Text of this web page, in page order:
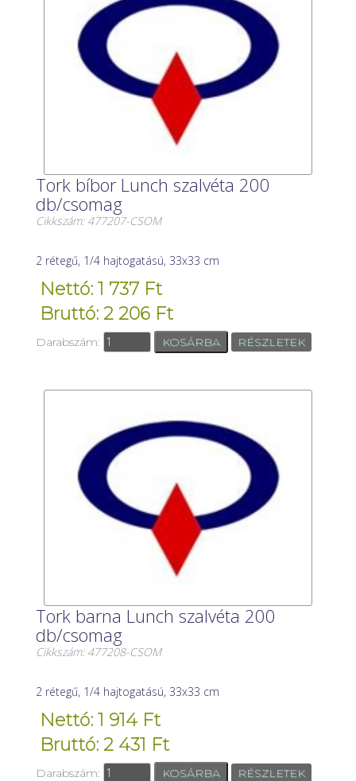
Tork bíbor Lunch szalvéta 200
db/csomag
Cikkszám: 477207-CSOM
2 rétegű, 1/4 hajtogatású, 33x33 cm
Nettó: 1 737 Ft
Bruttó: 2 206 Ft
Darabszám: RÉSZLETEK
Tork barna Lunch szalvéta 200
db/csomag
Cikkszám: 477208-CSOM
2 rétegű, 1/4 hajtogatású, 33x33 cm
Nettó: 1 914 Ft
Bruttó: 2 431 Ft
Darabszám: RÉSZLETEK